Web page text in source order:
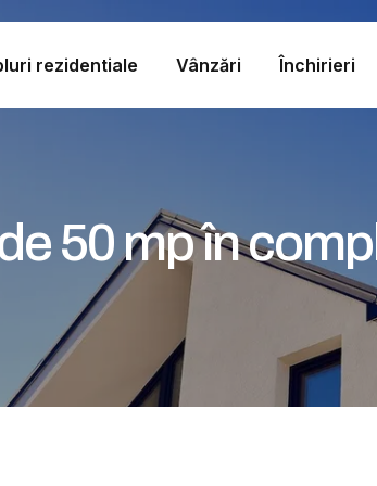
rezidentiale Vânzări Închirieri
50 mp în